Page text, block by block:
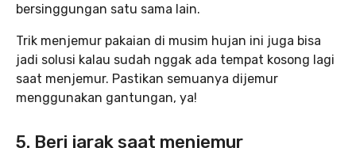
bersinggungan satu sama lain.
Trik menjemur pakaian di musim hujan ini juga bisa
jadi solusi kalau sudah nggak ada tempat kosong lagi
saat menjemur. Pastikan semuanya dijemur
menggunakan gantungan, ya!
5. Beri jarak saat menjemur